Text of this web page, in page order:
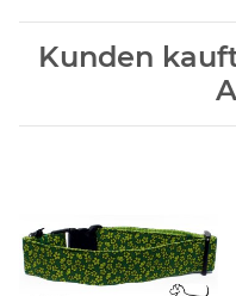
Kunden